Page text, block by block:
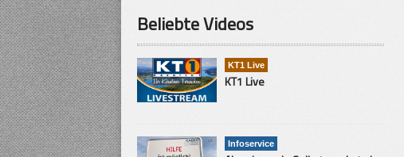
Beliebte Videos
KT1 Live
KT1 Live
Infoservice